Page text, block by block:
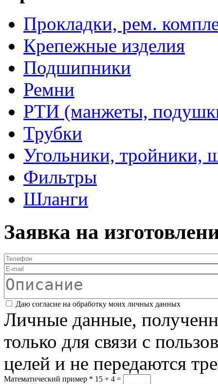
Прокладки, рем.
Крепежные изделия
Подшипники
Ремни
РТИ (манжеты,
Трубки
Угольники, тройники,
Фильтры
Шланги
Заявка на
Телефон
E-mail
Описание
Соглашение*
Даю согласие на обработку моих личных данных
Личные данные,
только для связи с
целей и не передаются
Математический пример * 15 + 4 =